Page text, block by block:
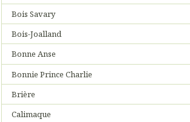
Bois Savary
Bois-Joalland
Bonne Anse
Bonnie Prince Charlie
Brière
Calimaque